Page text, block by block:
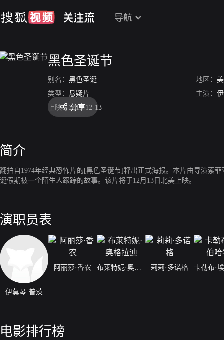
导航
黑色圣诞节
别名： 黑色圣诞 地区：
类型： 悬疑片 主演：
上映： 2019-12-13
分享
简介
翻拍自1974年经典恐怖片的[黑色圣诞节]释出正式海报。本片由导演索
诞假期被一个陌生人跟踪的故事。该片将于12月13日北美上映。
演职员表
伊莫琴·普茨
阿丽莎·香农 布莱特妮·奥格拉迪 莉莉·多诺格
电影排行榜